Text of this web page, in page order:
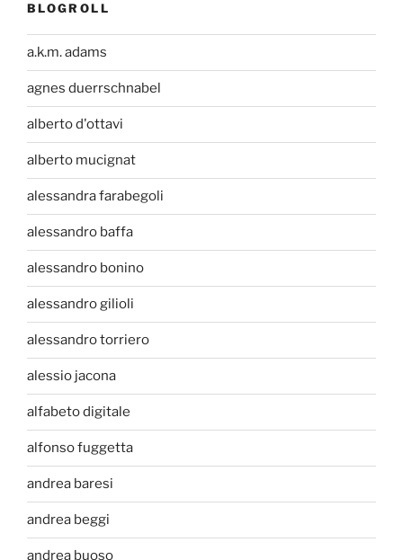
BLOGROLL
a.k.m. adams
agnes duerrschnabel
alberto d'ottavi
alberto mucignat
alessandra farabegoli
alessandro baffa
alessandro bonino
alessandro gilioli
alessandro torriero
alessio jacona
alfabeto digitale
alfonso fuggetta
andrea baresi
andrea beggi
andrea buoso